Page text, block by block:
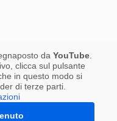
da YouTube
clicca sul pulsante
in questo modo si
di terze parti.